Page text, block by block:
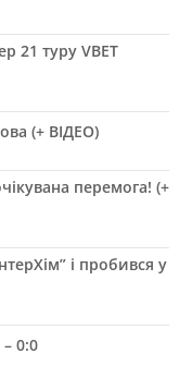
21 туру VBET
(+ ВІДЕО)
перемога! (+
і пробився у
0:0